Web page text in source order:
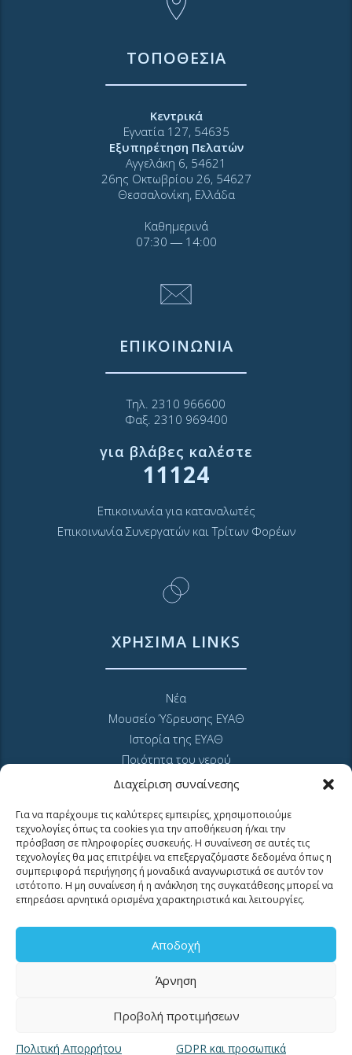
Διαχείριση συναίνεσης
Για να παρέχουμε τις καλύτερες εμπειρίες, χρησιμοποιούμε
τεχνολογίες όπως τα cookies για την αποθήκευση ή/και την
πρόσβαση σε πληροφορίες συσκευής. Η συναίνεση σε αυτές τις
τεχνολογίες θα μας επιτρέψει να επεξεργαζόμαστε δεδομένα όπως η
συμπεριφορά περιήγησης ή μοναδικά αναγνωριστικά σε αυτόν τον
ιστότοπο. Η μη συναίνεση ή η ανάκληση της συγκατάθεσης μπορεί να
επηρεάσει αρνητικά ορισμένα χαρακτηριστικά και λειτουργίες.
Αποδοχή
Άρνηση
Προβολή προτιμήσεων
Πολιτική Απορρήτου GDPR και προσωπικά
ΤΟΠΟΘΕΣΙΑ
Κεντρικά
Εγνατία 127, 54635
Εξυπηρέτηση Πελατών
Αγγελάκη 6, 54621
26ης Οκτωβρίου 26, 54627
Θεσσαλονίκη, Ελλάδα
Καθημερινά
07:30 ― 14:00
ΕΠΙΚΟΙΝΩΝΙΑ
Τηλ. 2310 966600
Φαξ. 2310 969400
για βλάβες καλέστε
11124
Επικοινωνία για καταναλωτές
Επικοινωνία Συνεργατών και Τρίτων Φορέων
ΧΡΗΣΙΜΑ LINKS
Νέα
Μουσείο Ύδρευσης ΕΥΑΘ
Ιστορία της ΕΥΑΘ
Ποιότητα του νερού
Πολιτική Απορρήτου Ιστοτόπου
Sitemap
MyEyathPortal
και επωφεληθείτε από τις online υπηρεσίες